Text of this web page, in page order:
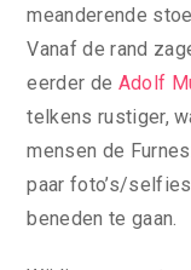
meanderende
Vanaf de rand
eerder de Adolf
telkens rustiger,
mensen de
paar foto’s/
beneden te gaan.